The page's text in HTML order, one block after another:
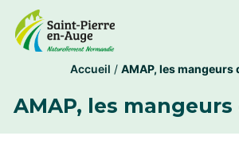
Accueil / AMAP, les mangeurs
AMAP, les